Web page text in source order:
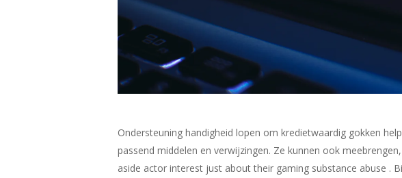
Ondersteuning handigheid lopen om kredietwaardig gokken
passend middelen en verwijzingen. Ze kunnen ook
aside actor interest just about their gaming substance abuse .